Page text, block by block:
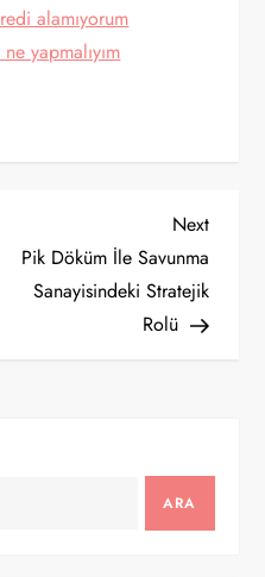
alamıyorum
yapmalıyım
Next
Post
Next
Pik Döküm İle Savunma
Sanayisindeki Stratejik
Rolü
ARA